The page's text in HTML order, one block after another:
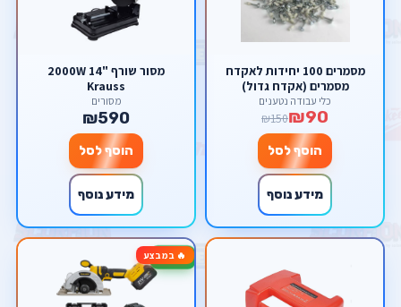
מסמרים 100 יחידות לאקדח
מסמרים (אקדח גדול)
כלי עבודה נטענים
₪90
₪150
הוסף לסל
מידע נוסף
מסור שורף "14 2000W
Krauss
מסורים
₪590
הוסף לסל
מידע נוסף
🔥 במבצע-17%